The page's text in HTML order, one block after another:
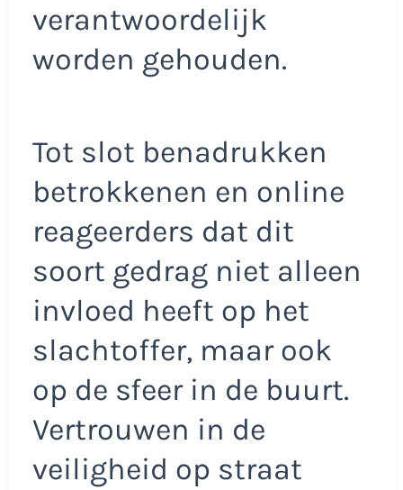
verantwoordelijk
worden gehouden.
Tot slot benadrukken
betrokkenen en online
reageerders dat dit
soort gedrag niet alleen
invloed heeft op het
slachtoffer, maar ook
op de sfeer in de buurt.
Vertrouwen in de
veiligheid op straat